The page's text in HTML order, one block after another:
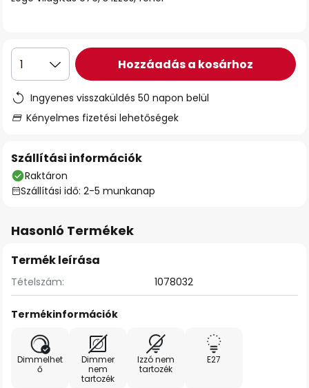
1 Hozzáadás a kosárhoz
Ingyenes visszaküldés 50 napon belül
Kényelmes fizetési lehetőségek
Szállítási információk
Raktáron
Szállítási idő: 2-5 munkanap
Hasonló Termékek
Termék leírása
Tételszám: 1078032
Termékinformációk
Dimmelhet
ő
Dimmer
nem
tartozék
Izzó nem
tartozék
E27